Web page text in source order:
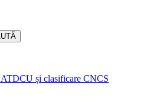
și clasificare CNCS